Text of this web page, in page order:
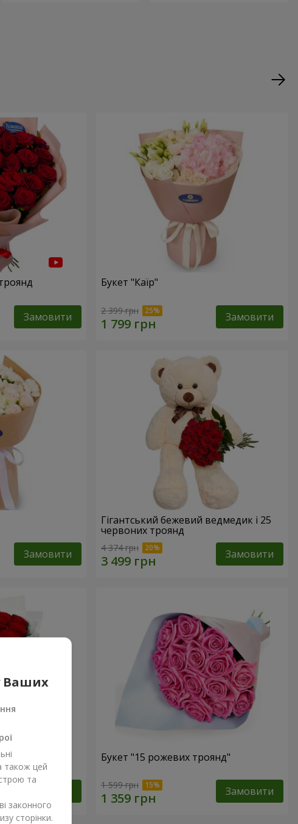
Замовити
Букет "Каїр"
2 399 грн Замовити
Замовити
Гігантський бежевий ведмедик і 25
червоних троянд
4 374 грн Замовити
троянд Букет "15 рожевих троянд"
1 599 грн Замовити
Ваших
також цей
та
законного
сторінки.